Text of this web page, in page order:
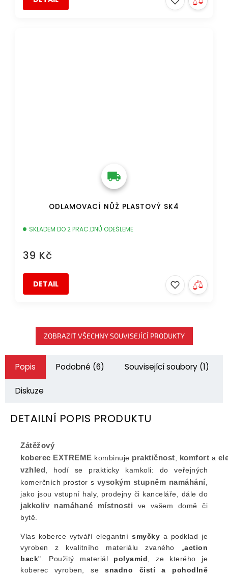
ODLAMOVACÍ NŮŽ PLASTOVÝ SK4
SKLADEM DO 2 PRAC.DNŮ ODEŠLEME
39 Kč
DETAIL
ZOBRAZIT VŠECHNY SOUVISEJÍCÍ PRODUKTY
Popis Podobné (6) Související soubory (1)
Diskuze
DETAILNÍ POPIS PRODUKTU
Zátěžový
koberec EXTREME kombinuje praktičnost, komfort a
vzhled, hodí se prakticky kamkoli: do veřejných
komerčních prostor s vysokým stupněm namáhání,
jako jsou vstupní haly, prodejny či kanceláře, dále do
jakkoliv namáhané místnosti ve vašem domě či
bytě.
Vlas koberce vytváří elegantnísmyčky a podklad je
vyroben z kvalitního materiálu zvaného „action
back". Použitý materiál polyamid, ze kterého je
koberec vyroben, sesnadno čistí a pohodlně